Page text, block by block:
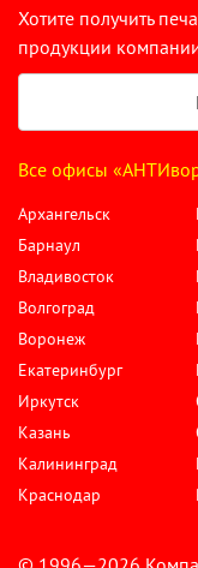
Хотите получить
продукции
Все офисы
Архангельск
Барнаул
Владивосток
Волгоград
Воронеж
Екатеринбург
Иркутск
Казань
Калининград
Краснодар